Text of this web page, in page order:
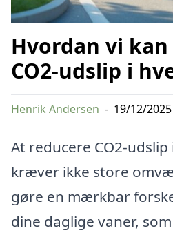
Hvordan vi
CO2-udslip i
Henrik Andersen - 19/12/2025
At reducere CO2-
kræver ikke store
gøre en mærkbar
dine daglige vaner,